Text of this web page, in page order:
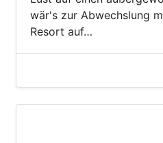
wär's zur Abwechslung
Resort auf…